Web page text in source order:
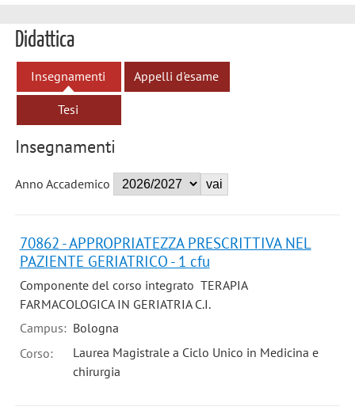
Didattica
Insegnamenti Appelli d'esame
Tesi
Insegnamenti
Anno Accademico
70862 - APPROPRIATEZZA PRESCRITTIVA NEL
PAZIENTE GERIATRICO - 1 cfu
Componente del corso integrato TERAPIA
FARMACOLOGICA IN GERIATRIA C.I.
Campus: Bologna
Corso:
Laurea Magistrale a Ciclo Unico in Medicina e
chirurgia